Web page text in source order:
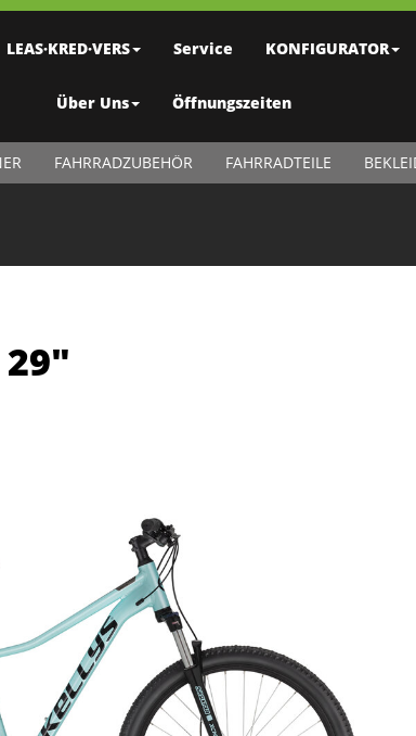
LEAS·KRED·VERS Service KONFIGURATOR
Über Uns Öffnungszeiten
FAHRRADZUBEHÖR FAHRRADTEILE